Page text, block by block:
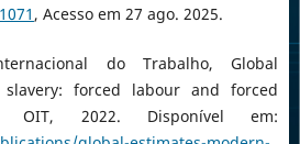
, Acesso em 27 ago. 2025.
do Trabalho, Global
forced labour and forced
OIT, 2022. Disponível em: